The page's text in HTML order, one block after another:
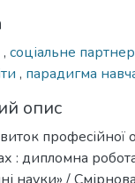
, соціальне
, парадигма
опис
професійної
: дипломна